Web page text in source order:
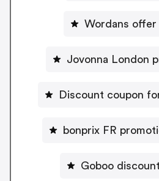
Wordans offer
Jovonna London
Discount coupon
bonprix FR
Goboo